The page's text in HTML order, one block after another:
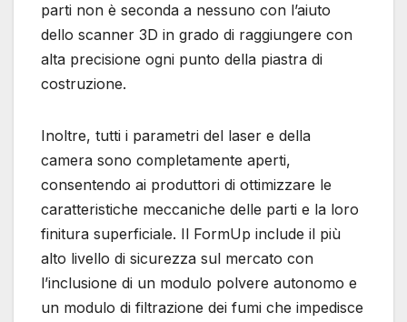
parti non è seconda a nessuno con l’aiuto
dello scanner 3D in grado di raggiungere con
alta precisione ogni punto della piastra di
costruzione.
Inoltre, tutti i parametri del laser e della
camera sono completamente aperti,
consentendo ai produttori di ottimizzare le
caratteristiche meccaniche delle parti e la loro
finitura superficiale. Il FormUp include il più
alto livello di sicurezza sul mercato con
l’inclusione di un modulo polvere autonomo e
un modulo di filtrazione dei fumi che impedisce